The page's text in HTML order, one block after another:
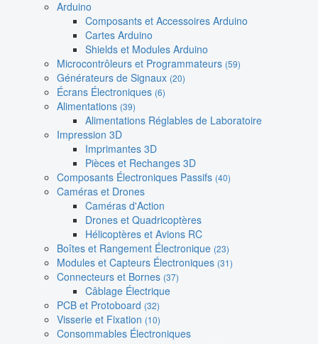
Arduino
Composants et Accessoires Arduino
Cartes Arduino
Shields et Modules Arduino
Microcontrôleurs et Programmateurs (59)
Générateurs de Signaux (20)
Écrans Électroniques (6)
Alimentations (39)
Alimentations Réglables de Laboratoire
Impression 3D
Imprimantes 3D
Pièces et Rechanges 3D
Composants Électroniques Passifs (40)
Caméras et Drones
Caméras d'Action
Drones et Quadricoptères
Hélicoptères et Avions RC
Boîtes et Rangement Électronique (23)
Modules et Capteurs Électroniques (31)
Connecteurs et Bornes (37)
Câblage Électrique
PCB et Protoboard (32)
Visserie et Fixation (10)
Consommables Électroniques